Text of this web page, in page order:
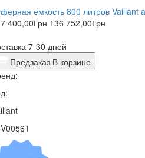
емкость 800 литров Vaillant
400,00Грн 136 752,00Грн
7-30 дней
Предзаказ В корзине